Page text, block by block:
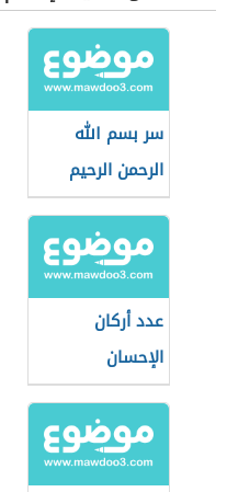
سر بسم الله
الرحمن الرحيم
عدد أركان
الإحسان